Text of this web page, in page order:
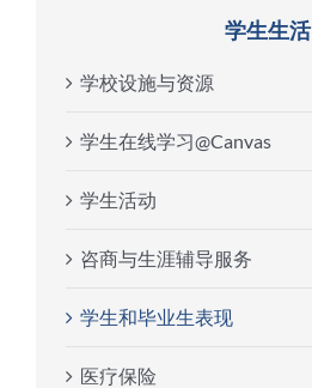
学生生活
学校设施与资源
学生在线学习@Canvas
学生活动
咨商与生涯辅导服务
学生和毕业生表现
医疗保险